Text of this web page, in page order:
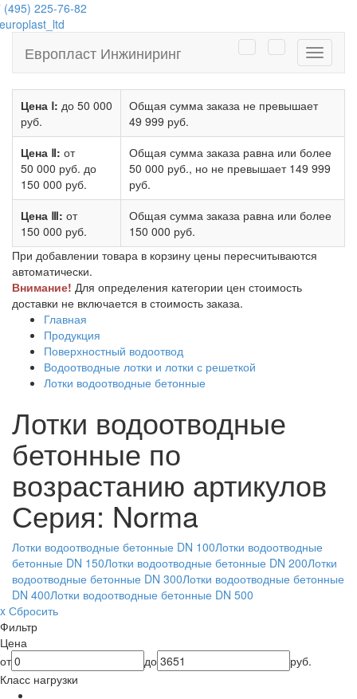
(495) 225-76-82
Европласт Инжиниринг
Цена Ⅰ: до 50 000
руб.
Общая сумма заказа не превышает
49 999 руб.
Цена Ⅱ: от
50 000 руб. до
150 000 руб.
Общая сумма заказа равна или более
50 000 руб., но не превышает 149 999
руб.
Цена Ⅲ: от
150 000 руб.
Общая сумма заказа равна или более
150 000 руб.
При добавлении товара в корзину цены пересчитываются
автоматически.
Внимание! Для определения категории цен стоимость
доставки не включается в стоимость заказа.
Главная
Продукция
Поверхностный водоотвод
Водоотводные лотки и лотки с решеткой
Лотки водоотводные бетонные
Лотки водоотводные
бетонные по
возрастанию артикулов
Серия: Norma
Лотки водоотводные бетонные DN 100Лотки водоотводные
бетонные DN 150Лотки водоотводные бетонные DN 200Лотки
водоотводные бетонные DN 300Лотки водоотводные бетонные
DN 400Лотки водоотводные бетонные DN 500
x Сбросить
Фильтр
Цена
от
до
руб.
Класс нагрузки